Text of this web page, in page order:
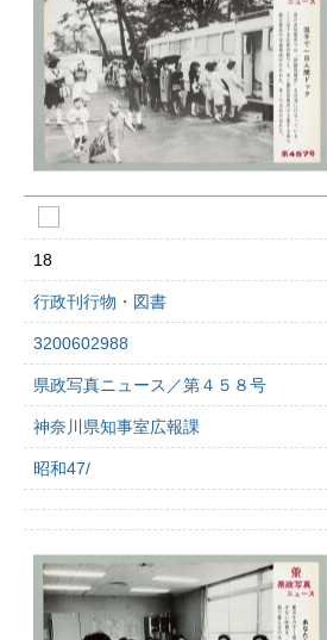
18
行政刊行物・図書
3200602988
県政写真ニュース／第４５８号
神奈川県知事室広報課
昭和47/